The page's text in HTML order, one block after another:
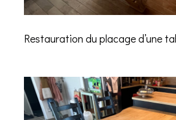
Restauration du placage d’une